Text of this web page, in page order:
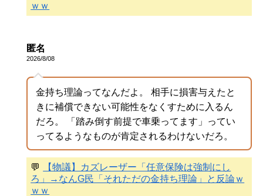
ｗｗ
匿名
2026/8/08
金持ち理論ってなんだよ。 相手に損害与えたと
きに補償できない可能性をなくすために入るん
だろ。 「踏み倒す前提で車乗ってます」ってい
ってるようなものが肯定されるわけないだろ。
💬
【物議】カズレーザー「任意保険は強制にし
ろ」→なんG民「それただの金持ち理論」と反論ｗ
ｗｗ